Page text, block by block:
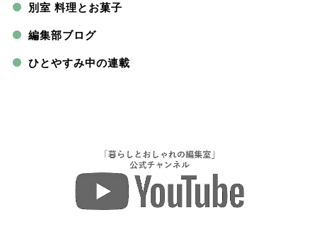
別室 料理とお菓子
編集部ブログ
ひとやすみ中の連載